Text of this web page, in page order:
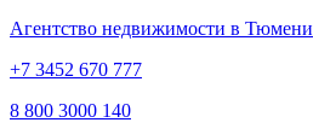
Агентство недвижимости в Тюмени
+7 3452 670 777
8 800 3000 140